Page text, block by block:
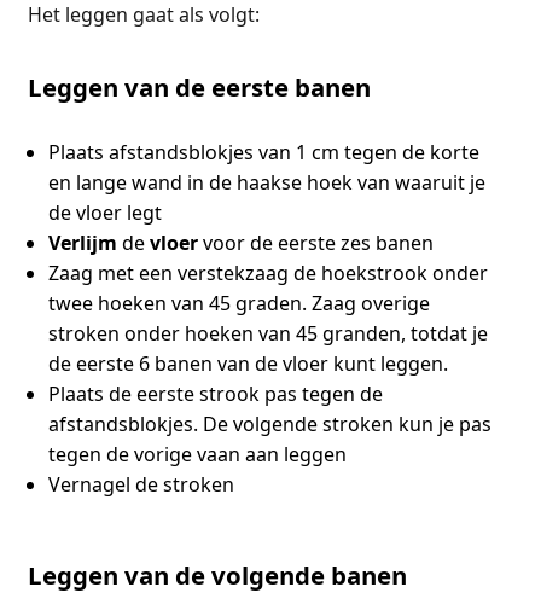
Het leggen gaat als volgt:
Leggen van de eerste banen
Plaats afstandsblokjes van 1 cm tegen de korte
en lange wand in de haakse hoek van waaruit je
de vloer legt
Verlijm devloervoor de eerste zes banen
Zaag met een verstekzaag de hoekstrook onder
twee hoeken van 45 graden. Zaag overige
stroken onder hoeken van 45 granden, totdat je
de eerste 6 banen van de vloer kunt leggen.
Plaats de eerste strook pas tegen de
afstandsblokjes. De volgende stroken kun je pas
tegen de vorige vaan aan leggen
Vernagel de stroken
Leggen van de volgende banen